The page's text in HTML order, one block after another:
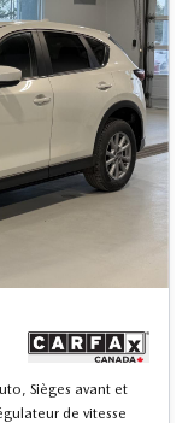
Sièges avant et
de vitesse